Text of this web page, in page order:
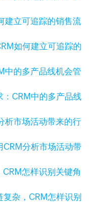
如何建立可追踪的
CRM中的多产品线
CRM分析市场活动带
杂，CRM怎样识别